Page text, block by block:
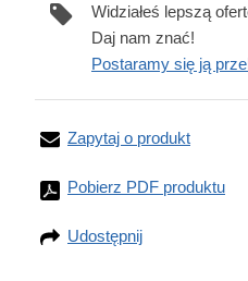
Widziałeś lepszą
Daj nam znać!
Postaramy się ją
Zapytaj o produkt
Pobierz PDF produktu
Udostępnij